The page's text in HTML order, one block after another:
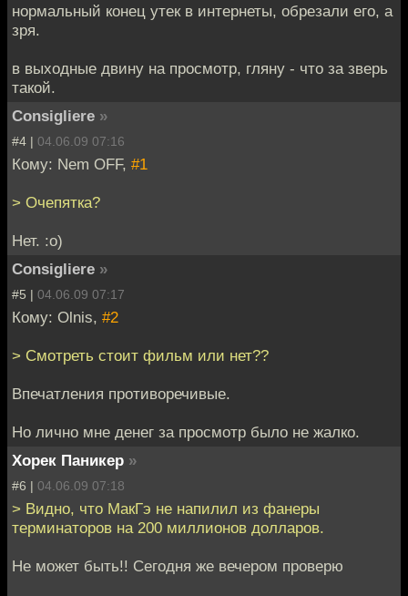
нормальный конец утек в интернеты, обрезали его, а
зря.
в выходные двину на просмотр, гляну - что за зверь
такой.
Consigliere »
#4 | 04.06.09 07:16
Кому: Nem OFF, #1
> Очепятка?
Нет. :o)
Consigliere »
#5 | 04.06.09 07:17
Кому: Olnis, #2
> Смотреть стоит фильм или нет??
Впечатления противоречивые.
Но лично мне денег за просмотр было не жалко.
Хорек Паникер »
#6 | 04.06.09 07:18
> Видно, что МакГэ не напилил из фанеры
терминаторов на 200 миллионов долларов.
Не может быть!! Сегодня же вечером проверю